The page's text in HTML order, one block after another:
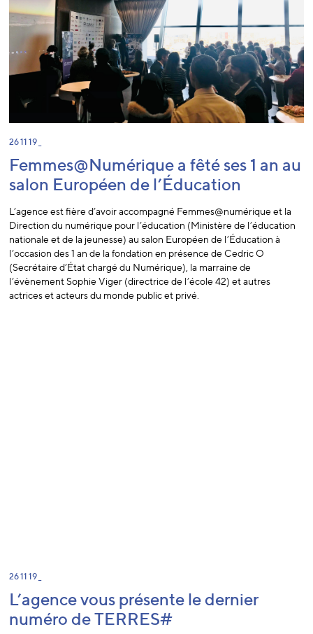
26 11 19 _
Femmes@Numérique a fêté ses 1 an au
salon Européen de l’Éducation
L’agence est fière d’avoir accompagné Femmes@numérique et la
Direction du numérique pour l’éducation (Ministère de l’éducation
nationale et de la jeunesse) au salon Européen de l’Éducation à
l’occasion des 1 an de la fondation en présence de Cedric O
(Secrétaire d’État chargé du Numérique), la marraine de
l’évènement Sophie Viger (directrice de l’école 42) et autres
actrices et acteurs du monde public et privé.
26 11 19 _
L’agence vous présente le dernier
numéro de TERRES#